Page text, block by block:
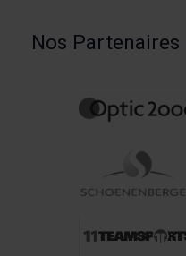
Nos Partenaires